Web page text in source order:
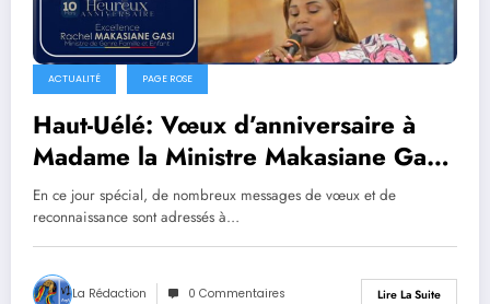
ACTUALITÉ PAGE ROSE
Haut-Uélé: Vœux d’anniversaire à
Madame la Ministre Makasiane Gasi
Rachel
En ce jour spécial, de nombreux messages de vœux et de
reconnaissance sont adressés à…
La Rédaction 0 Commentaires Lire La Suite